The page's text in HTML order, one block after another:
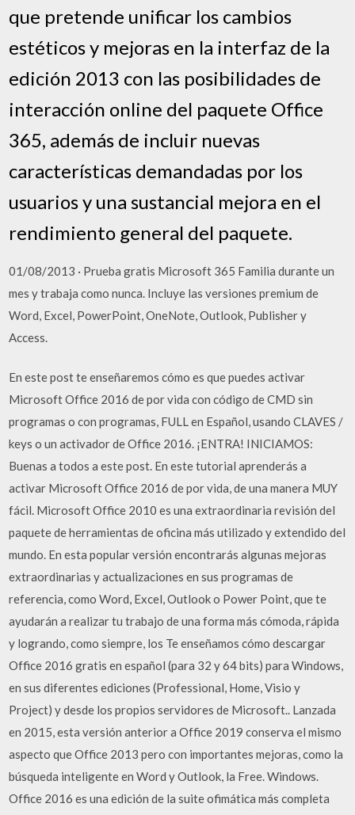
que pretende unificar los cambios
estéticos y mejoras en la interfaz de la
edición 2013 con las posibilidades de
interacción online del paquete Office
365, además de incluir nuevas
características demandadas por los
usuarios y una sustancial mejora en el
rendimiento general del paquete.
01/08/2013 · Prueba gratis Microsoft 365 Familia durante un
mes y trabaja como nunca. Incluye las versiones premium de
Word, Excel, PowerPoint, OneNote, Outlook, Publisher y
Access.
En este post te enseñaremos cómo es que puedes activar
Microsoft Office 2016 de por vida con código de CMD sin
programas o con programas, FULL en Español, usando CLAVES /
keys o un activador de Office 2016. ¡ENTRA! INICIAMOS:
Buenas a todos a este post. En este tutorial aprenderás a
activar Microsoft Office 2016 de por vida, de una manera MUY
fácil. Microsoft Office 2010 es una extraordinaria revisión del
paquete de herramientas de oficina más utilizado y extendido del
mundo. En esta popular versión encontrarás algunas mejoras
extraordinarias y actualizaciones en sus programas de
referencia, como Word, Excel, Outlook o Power Point, que te
ayudarán a realizar tu trabajo de una forma más cómoda, rápida
y logrando, como siempre, los Te enseñamos cómo descargar
Office 2016 gratis en español (para 32 y 64 bits) para Windows,
en sus diferentes ediciones (Professional, Home, Visio y
Project) y desde los propios servidores de Microsoft.. Lanzada
en 2015, esta versión anterior a Office 2019 conserva el mismo
aspecto que Office 2013 pero con importantes mejoras, como la
búsqueda inteligente en Word y Outlook, la Free. Windows.
Office 2016 es una edición de la suite ofimática más completa